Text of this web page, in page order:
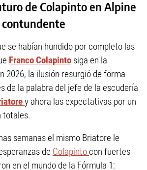
de Colapinto en Alpine
contundente
se habían hundido por completo las
Franco Colapinto siga en la
2026, la ilusión resurgió de forma
de la palabra del jefe de la escudería
y ahora las expectativas por un
totales.
semanas el mismo Briatore le
de Colapinto con fuertes
en el mundo de la Fórmula 1: